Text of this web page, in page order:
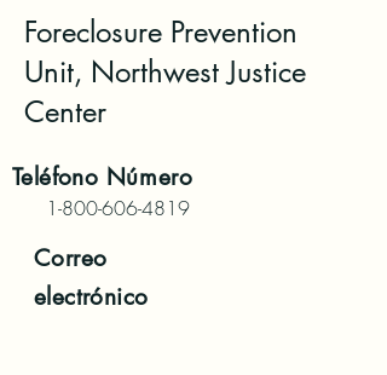
Foreclosure Prevention
Unit, Northwest Justice
Center
Teléfono Número
1-800-606-4819
Correo
electrónico